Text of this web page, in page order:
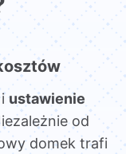
i ustawienie
od
domek trafi